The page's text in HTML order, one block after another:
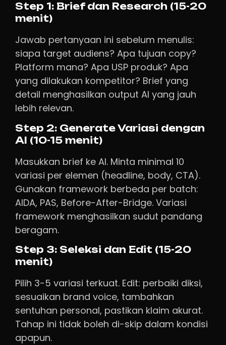
Step 1: Brief dan Research (15-20
menit)
Jawab pertanyaan ini sebelum menulis:
siapa target audiens? Apa tujuan copy?
Platform mana? Apa USP produk? Apa
yang dilakukan kompetitor? Brief yang
detail menghasilkan output AI yang jauh
lebih relevan.
Step 2: Generate Variasi dengan
AI (10-15 menit)
Masukkan brief ke AI. Minta minimal 10
variasi per elemen (headline, body, CTA).
Gunakan framework berbeda per batch:
AIDA, PAS, Before-After-Bridge. Variasi
framework menghasilkan sudut pandang
beragam.
Step 3: Seleksi dan Edit (15-20
menit)
Pilih 3-5 variasi terkuat. Edit: perbaiki diksi,
sesuaikan brand voice, tambahkan
sentuhan personal, pastikan klaim akurat.
Tahap ini tidak boleh di-skip dalam kondisi
apapun.